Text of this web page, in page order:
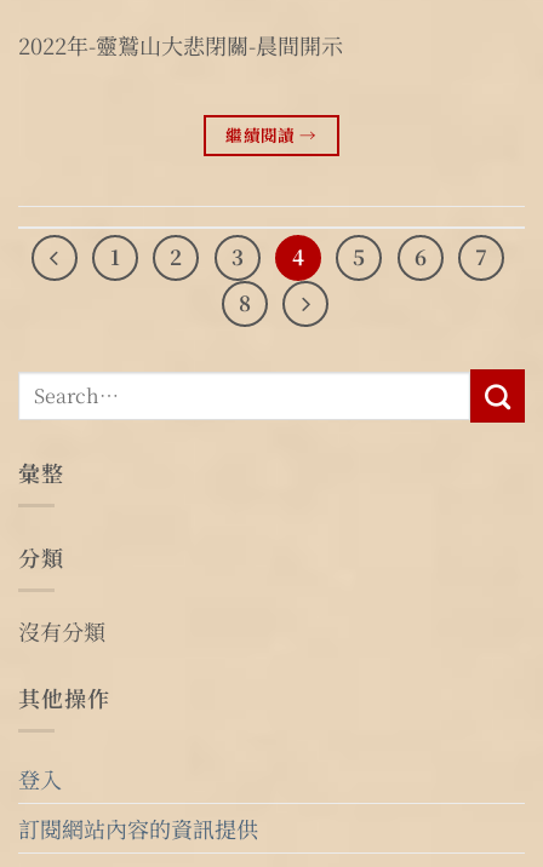
2022年-靈鷲山大悲閉關-晨間開示
繼續閱讀→
1 2 3 4 5 6
7
8
彙整
分類
沒有分類
其他操作
登入
訂閱網站內容的資訊提供